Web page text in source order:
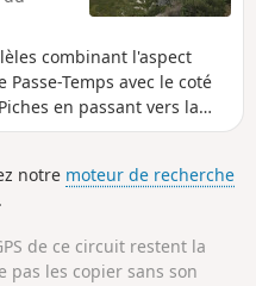
combinant l'aspect
Temps avec le coté
en passant vers la
et la Grotte du Cerf.
notre moteur de recherche
de ce circuit restent la
pas les copier sans son